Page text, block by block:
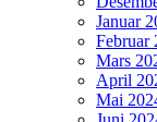
Januar
Februar
Mars
April
Mai